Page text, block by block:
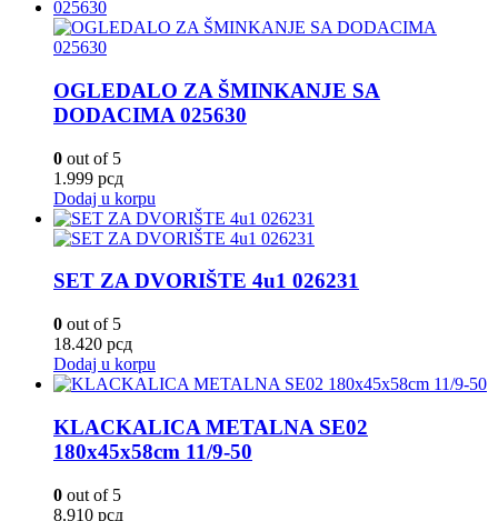
OGLEDALO ZA ŠMINKANJE SA
DODACIMA 025630
0 out of 5
1.999 рсд
Dodaj u korpu
SET ZA DVORIŠTE 4u1 026231
0 out of 5
18.420 рсд
Dodaj u korpu
KLACKALICA METALNA SE02
180x45x58cm 11/9-50
0 out of 5
8.910 рсд